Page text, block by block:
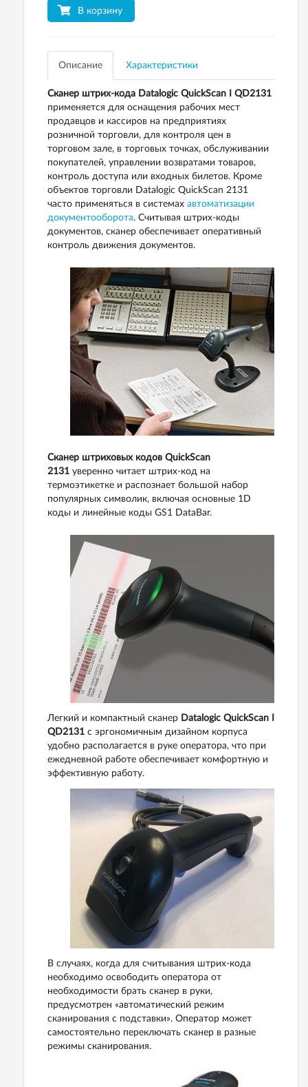
В корзину
Описание Характеристики
Сканер штрих-кода Datalogic QuickScan I QD2131
применяется для оснащения рабочих мест
продавцов и кассиров на предприятиях
розничной торговли, для контроля цен в
торговом зале, в торговых точках, обслуживании
покупателей, управлении возвратами товаров,
контроль доступа или входных билетов. Кроме
объектов торговли Datalogic QuickScan 2131
часто применяться в системах автоматизации
документооборота. Считывая штрих-коды
документов, сканер обеспечивает оперативный
контроль движения документов.
Сканер штриховых кодов QuickScan
2131 уверенно читает штрих-код на
термоэтикетке и распознает большой набор
популярных символик, включая основные 1D
коды и линейные коды GS1 DataBar.
Легкий и компактный сканер Datalogic QuickScan I
QD2131 с эргономичным дизайном корпуса
удобно располагается в руке оператора, что при
ежедневной работе обеспечивает комфортную и
эффективную работу.
В случаях, когда для считывания штрих-кода
необходимо освободить оператора от
необходимости брать сканер в руки,
предусмотрен «автоматический режим
сканирования с подставки». Оператор может
самостоятельно переключать сканер в разные
режимы сканирования.